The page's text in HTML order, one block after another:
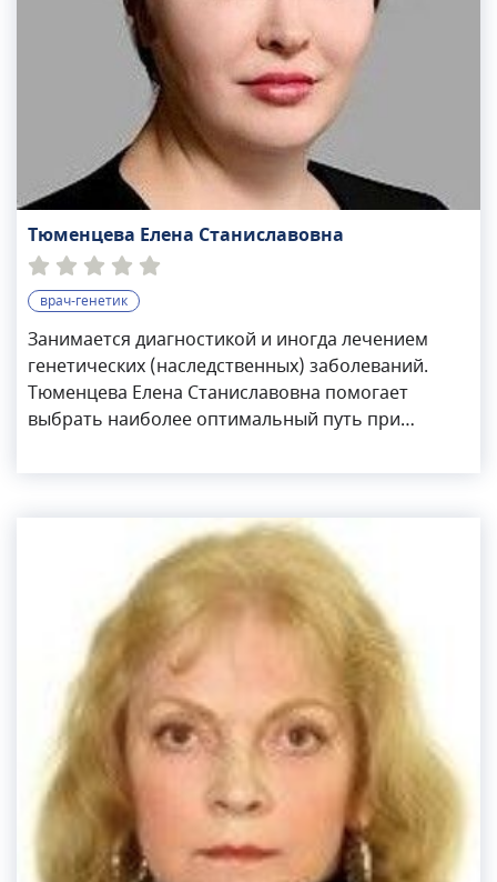
Тюменцева Елена Станиславовна
врач-генетик
Занимается диагностикой и иногда лечением
генетических (наследственных) заболеваний.
Тюменцева Елена Станиславовна помогает
выбрать наиболее оптимальный путь при
человека, использование методов лабораторной
и инструментальной генетики, проведение
манипуляций по забору биологического
материала и его подготовке к исследованиям,
оценку тяжести и особенностей течения
наследственных заболеваний, учет
мультифакторного воздействия, массовый
скрининг новорожденных, дородовую
диагностику, расчет повторного генетического
риска и использование методов психологической
поддержки пациентов.